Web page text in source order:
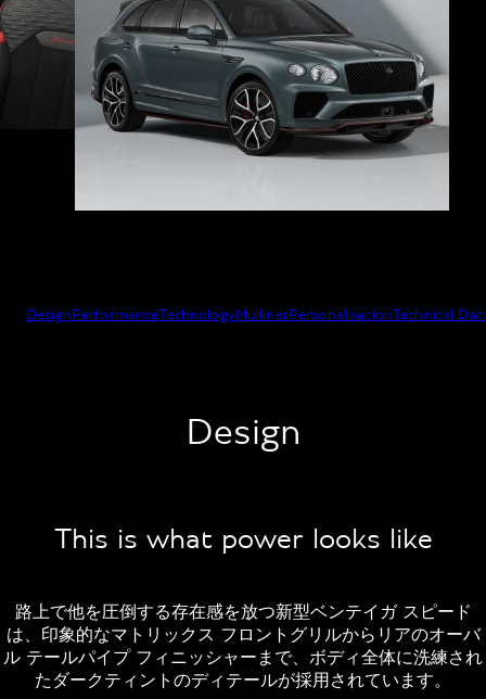
DesignPerformanceTechnologyMullinerPersonalisationTechnical
Design
This is what power looks like
路上で他を圧倒する存在感を放つ新型ベンテイガ スピード
は、印象的なマトリックス フロントグリルからリアのオーバ
ル テールパイプ フィニッシャーまで、ボディ全体に洗練され
たダークティントのディテールが採用されています。